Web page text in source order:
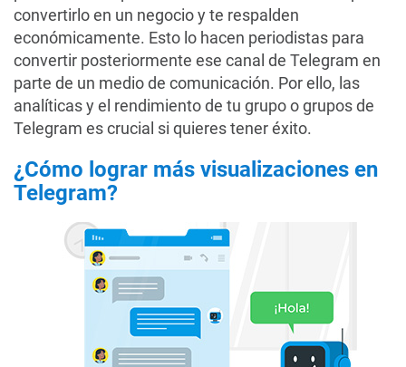
convertirlo en un negocio y te respalden
económicamente. Esto lo hacen periodistas para
convertir posteriormente ese canal de Telegram en
parte de un medio de comunicación. Por ello, las
analíticas y el rendimiento de tu grupo o grupos de
Telegram es crucial si quieres tener éxito.
¿Cómo lograr más visualizaciones en
Telegram?